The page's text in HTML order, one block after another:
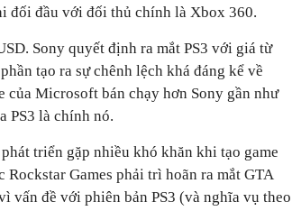
đối đầu với đối thủ chính là Xbox 360.
Sony quyết định ra mắt PS3 với giá từ
tạo ra sự chênh lệch khá đáng kể về
của Microsoft bán chạy hơn Sony gần như
PS3 là chính nó.
triển gặp nhiều khó khăn khi tạo game
Games phải trì hoãn ra mắt GTA
vấn đề với phiên bản PS3 (và nghĩa vụ theo